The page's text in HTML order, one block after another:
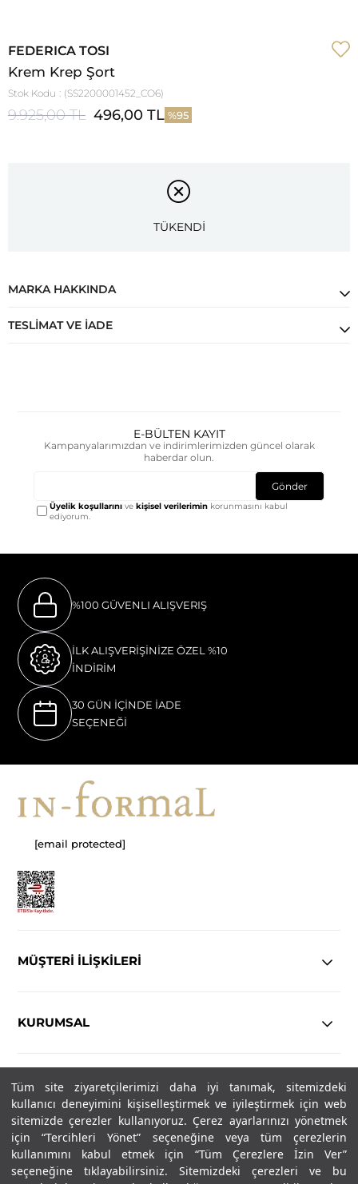
Tüm site ziyaretçilerimizi daha iyi tanımak, sitemizdeki
kullanıcı deneyimini kişiselleştirmek ve iyileştirmek için web
sitemizde çerezler kullanıyoruz. Çerez ayarlarınızı yönetmek
için “Tercihleri Yönet” seçeneğine veya tüm çerezlerin
kullanımını kabul etmek için “Tüm Çerezlere İzin Ver”
seçeneğine tıklayabilirsiniz. Sitemizdeki çerezleri ve bu
FEDERICA TOSI
Krem Krep Şort
Stok Kodu (SS2200001452_CO6)
9.925,00 TL 496,00 TL 95
TÜKENDİ
MARKA HAKKINDA
TESLIMAT VE İADE
E-BÜLTEN KAYIT
Kampanyalarımızdan ve indirimlerimizden güncel olarak
haberdar olun.
Gönder
Üyelik koşullarını vekişisel verilerimin korunmasını kabul
ediyorum.
%100 GÜVENLI ALIŞVERIŞ
İLK ALIŞVERİŞİNİZE ÖZEL %10
İNDİRİM
30 GÜN İÇİNDE İADE
SEÇENEĞİ
[email protected]
MÜŞTERİ İLİŞKİLERİ
KURUMSAL
YASAL
Copyright© 2025 IN-FORMAL Tüm hakları saklıdır.
SOSYAL MEDYA